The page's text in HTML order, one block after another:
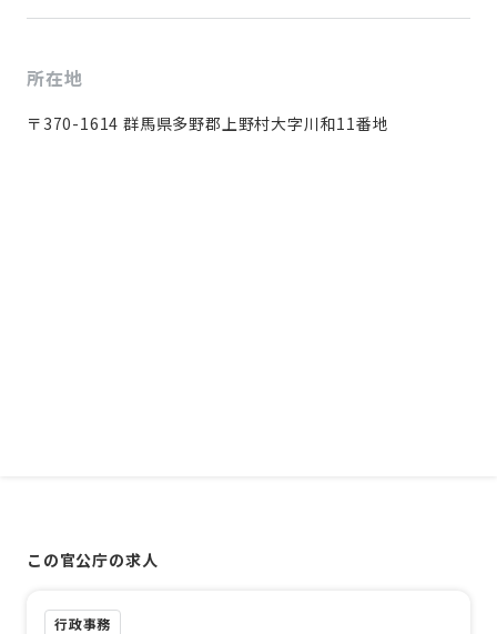
所在地
〒370-1614 群馬県多野郡上野村大字川和11番地
この官公庁の求人
行政事務